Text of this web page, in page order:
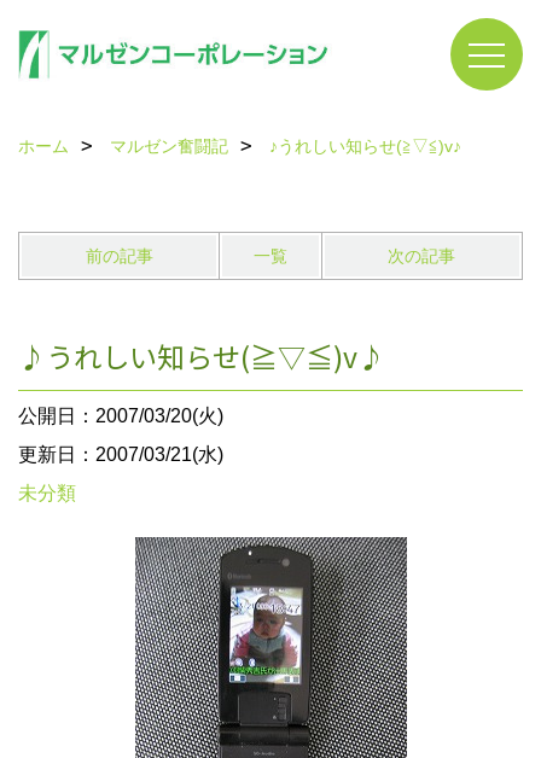
ホーム マルゼン奮闘記 ♪うれしい知らせ(≧▽≦)v♪
前の記事 一覧 次の記事
♪うれしい知らせ(≧▽≦)v♪
公開日：2007/03/20(火)
更新日：2007/03/21(水)
未分類